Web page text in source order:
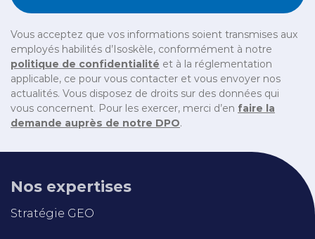
Vous acceptez que vos informations soient transmises aux
employés habilités d’Isoskèle, conformément à notre
politique de confidentialité et à la réglementation
applicable, ce pour vous contacter et vous envoyer nos
actualités. Vous disposez de droits sur des données qui
vous concernent. Pour les exercer, merci d’en faire la
demande auprès de notre DPO.
Nos expertises
Stratégie GEO